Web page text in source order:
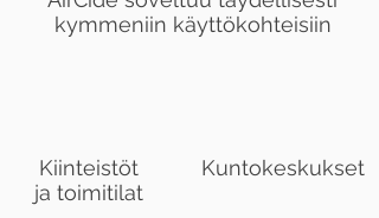
kymmeniin käyttökohteisiin
Kiinteistöt
ja toimitilat
Kuntokeskukset